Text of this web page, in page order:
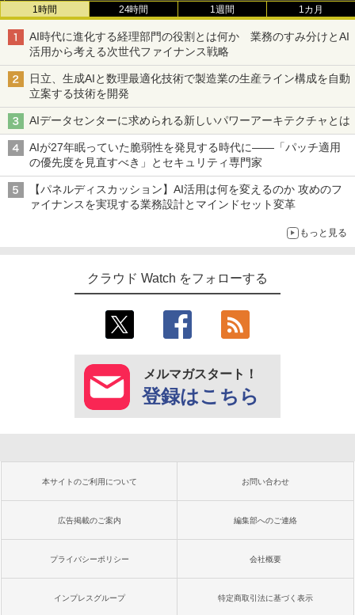
1時間 24時間 1週間 1カ月
AI時代に進化する経理部門の役割とは何か 業務のすみ分けとAI
活用から考える次世代ファイナンス戦略
日立、生成AIと数理最適化技術で製造業の生産ライン構成を自動
立案する技術を開発
AIデータセンターに求められる新しいパワーアーキテクチャとは
AIが27年眠っていた脆弱性を発見する時代に――「パッチ適用
の優先度を見直すべき」とセキュリティ専門家
【パネルディスカッション】AI活用は何を変えるのか 攻めのフ
ァイナンスを実現する業務設計とマインドセット変革
もっと見る
クラウド Watch をフォローする
メルマガスタート！
登録はこちら
本サイトのご利用について お問い合わせ
広告掲載のご案内 編集部へのご連絡
プライバシーポリシー 会社概要
インプレスグループ 特定商取引法に基づく表示